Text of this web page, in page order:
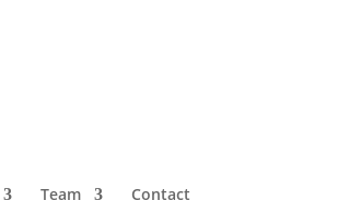
Team Contact